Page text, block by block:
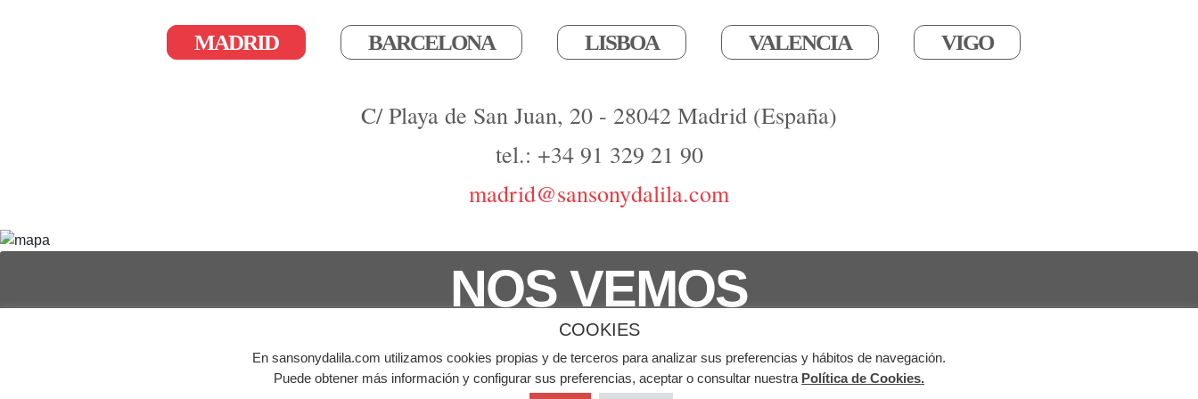
MADRID BARCELONA LISBOA VALENCIA VIGO
C/ Playa de San Juan, 20 - 28042 Madrid (España)
tel.: +34 91 329 21 90
madrid@sansonydalila.com
NOS VEMOS
© Agencia de publicidad Sansón y Dalila | Todos los derechos reservados Aviso Legal Política de Cookies
COOKIES
En sansonydalila.com utilizamos cookies propias y de terceros para analizar sus preferencias y hábitos de navegación.
Puede obtener más información y configurar sus preferencias, aceptar o consultar nuestra Política de Cookies.